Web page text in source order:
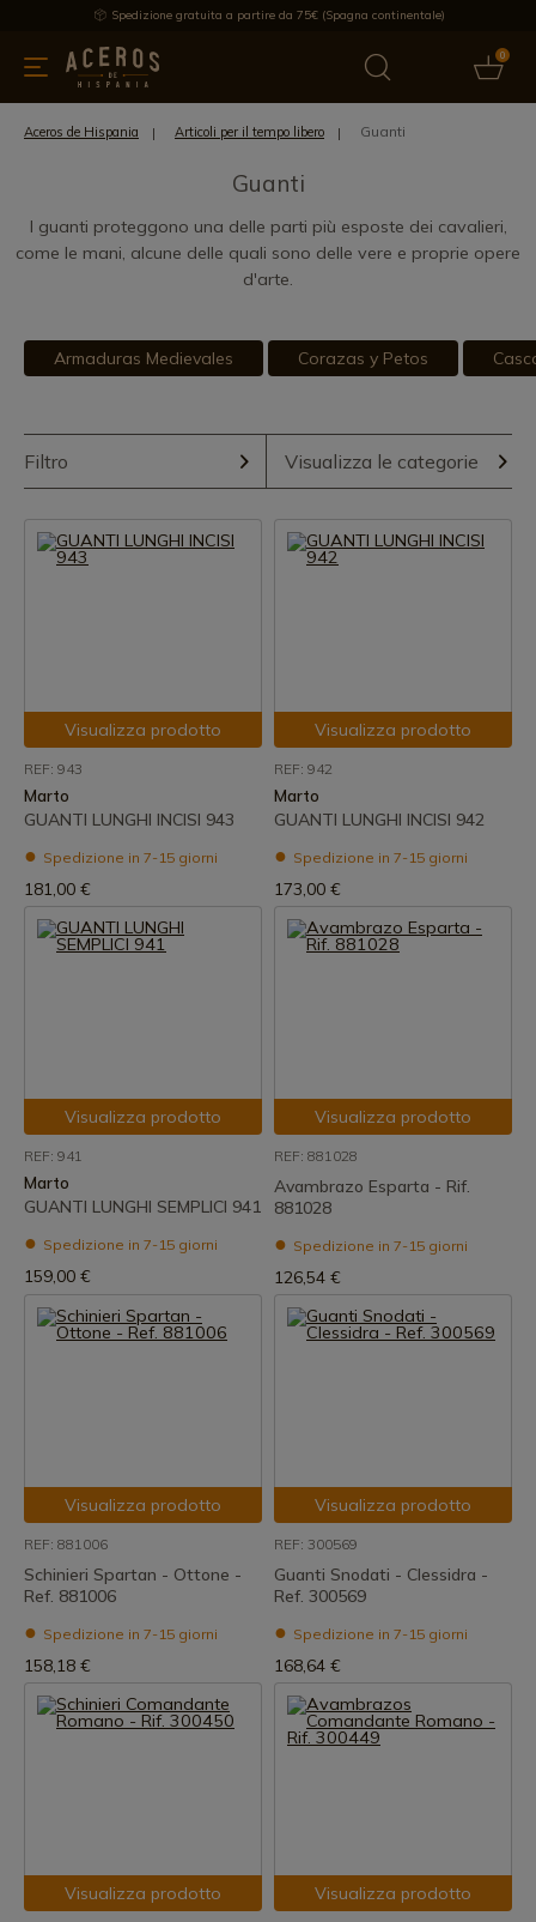
Spedizione gratuita a partire da 75€ (Spagna continentale)
0
cucina Offre Ultime notizie Venduti Marche
Aceros de Hispania Articoli per il tempo libero Guanti
Guanti
I guanti proteggono una delle parti più esposte dei cavalieri,
come le mani, alcune delle quali sono delle vere e proprie opere
d'arte.
Armaduras Medievales Corazas y Petos
Filtro Visualizza le categorie
Visualizza prodotto
REF: 943
Marto
GUANTI LUNGHI INCISI 943
Spedizione in 7-15 giorni
181,00 €
Visualizza prodotto
REF: 942
Marto
GUANTI LUNGHI INCISI 942
Spedizione in 7-15 giorni
173,00 €
Visualizza prodotto
REF: 941
Marto
GUANTI LUNGHI SEMPLICI 941
Spedizione in 7-15 giorni
159,00 €
Visualizza prodotto
REF: 881028
Avambrazo Esparta - Rif.
881028
Spedizione in 7-15 giorni
126,54 €
Visualizza prodotto
REF: 881006
Schinieri Spartan - Ottone -
Ref. 881006
Spedizione in 7-15 giorni
158,18 €
Visualizza prodotto
REF: 300569
Guanti Snodati - Clessidra -
Ref. 300569
Spedizione in 7-15 giorni
168,64 €
Visualizza prodotto Visualizza prodotto